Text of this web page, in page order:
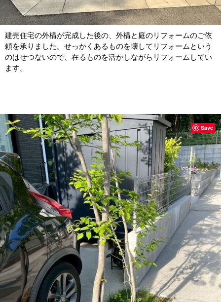
建売住宅の外構が完成した後の、外構と庭のリフォームのご依
頼を承りました。せっかくあるものを壊してリフォームという
のはせつないので、在るものを活かしながらリフォームしてい
ます。
Save